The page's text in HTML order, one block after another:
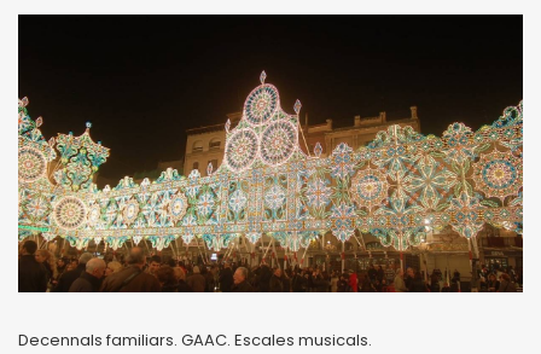
Decennals familiars. GAAC. Escales musicals.